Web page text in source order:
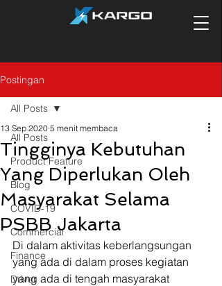
Postingan
All Posts
Product Feature
Blog
COVID-19
Commercial
Finance
Driver
All Posts
Tingginya Kebutuhan
Yang Diperlukan Oleh
Masyarakat Selama
PSBB Jakarta
13 Sep 2020 5 menit membaca
Di dalam aktivitas keberlangsungan
yang ada di dalam proses kegiatan
yang ada di tengah masyarakat